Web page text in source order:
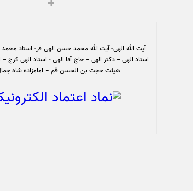
آیت الله الهی- آیت الله محمد حسن الهی فر- استاد
استاد الهی – دکتر الهی – حاج آقا الهی - استاد الهی کرج –
هیئت حجت بن الحسن قم – امامزاده شاه